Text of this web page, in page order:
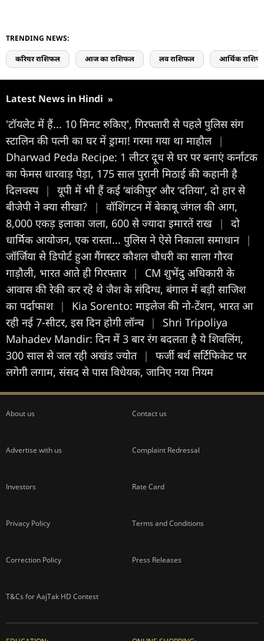
TRENDING NEWS:
करियर राशिफल आज का राशिफल लव राशिफल आर्थिक
Latest News in Hindi »
'टॉयलेट में हैं... 10 मिनट रुकिए', गिरफ्तारी से पहले पुलिस संग
स्टालिन की पत्नी का घर में ड्रामा! गरमा गया था माहौल |
Dharwad Peda Recipe: 1 लीटर दूध से घर पर बनाएं कर्नाटक
का फेमस धारवाड़ पेड़ा, 175 साल पुरानी मिठाई की कहानी है
दिलचस्प |
यूपी में भी हैं कई ‘बांकीपुर’ और ‘दतिया’, दो हार से
बीजेपी ने क्या सीखा?
|
वॉशिंगटन में बेकाबू जंगल की आग,
8,000 एकड़ इलाका जला, 600 से ज्यादा इमारतें राख
|
दो
धार्मिक आयोजन, एक रास्ता... पुलिस ने ऐसे निकाला समाधान |
जॉर्जिया से डिपोर्ट हुआ गैंगस्टर कौशल चौधरी का साला गौरव
गाड़ौली, भारत आते ही गिरफ्तार |
CM शुभेंदु अधिकारी के
आवास की रेकी कर रहे थे जैश के संदिग्ध, बंगाल में बड़ी साजिश
का पर्दाफाश |
Kia Sorento: माइलेज की नो-टेंशन, भारत आ
रही नई 7-सीटर, इस दिन होगी लॉन्च |
Shri Tripoliya
Mahadev Mandir: दिन में 3 बार रंग बदलता है ये शिवलिंग,
300 साल से जल रही अखंड ज्योत |
फर्जी बर्थ सर्टिफिकेट पर
लगेगी लगाम, संसद से पास विधेयक, जानिए नया नियम
About us Contact us
Advertise with us Complaint Redressal
Investors Rate Card
Privacy Policy Terms and Conditions
Correction Policy Press Releases
T&Cs for AajTak HD Contest